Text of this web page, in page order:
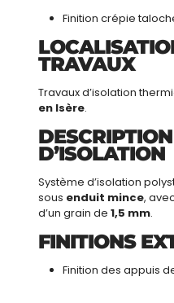
Finition crépie
TRAVAUX
Travaux d’isolation
en Isère.
D’ISOLATION
Système d’isolation
sous enduit mince,
d’un grain de 1,5 mm.
FINITIONS
Finition des appuis